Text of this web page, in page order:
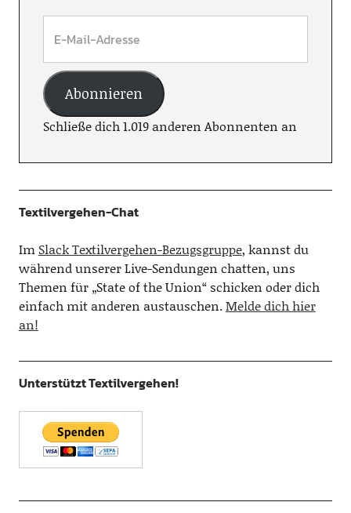
Abonnieren
Schließe dich 1.019 anderen Abonnenten an
Textilvergehen-Chat
Im Slack Textilvergehen-Bezugsgruppe, kannst du
während unserer Live-Sendungen chatten, uns
Themen für „State of the Union“ schicken oder dich
einfach mit anderen austauschen.Melde dich hier
an!
Unterstützt Textilvergehen!